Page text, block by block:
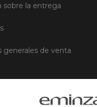
sobre la entrega
generales de venta
de Cookies